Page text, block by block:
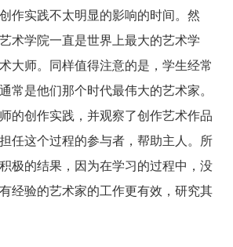
作实践不太明显的影响的时间。然
术学院一直是世界上最大的艺术学
大师。同样值得注意的是，学生经常
常是他们那个时代最伟大的艺术家。
的创作实践，并观察了创作艺术作品
任这个过程的参与者，帮助主人。所
极的结果，因为在学习的过程中，没
经验的艺术家的工作更有效，研究其